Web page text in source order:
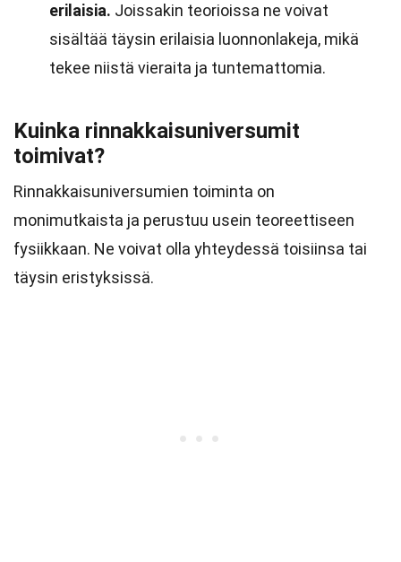
erilaisia. Joissakin teorioissa ne voivat
sisältää täysin erilaisia luonnonlakeja, mikä
tekee niistä vieraita ja tuntemattomia.
Kuinka rinnakkaisuniversumit
toimivat?
Rinnakkaisuniversumien toiminta on
monimutkaista ja perustuu usein teoreettiseen
fysiikkaan. Ne voivat olla yhteydessä toisiinsa tai
täysin eristyksissä.